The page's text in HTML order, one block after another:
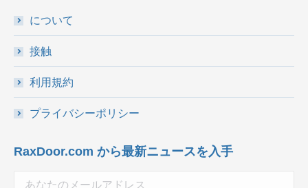
について
接触
利用規約
プライバシーポリシー
RaxDoor.com から最新ニュースを入手